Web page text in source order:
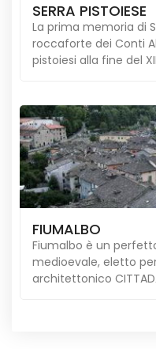
SERRA PISTOIESE
La prima memoria di
roccaforte dei Conti
pistoiesi alla fine del
FIUMALBO
Fiumalbo è un
medioevale, eletto
architettonico